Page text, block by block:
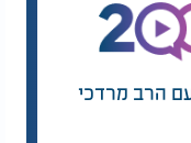
הרב מרדכי